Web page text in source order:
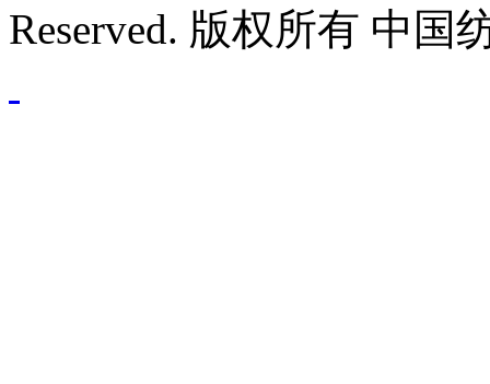
Reserved. 版权所有 中国